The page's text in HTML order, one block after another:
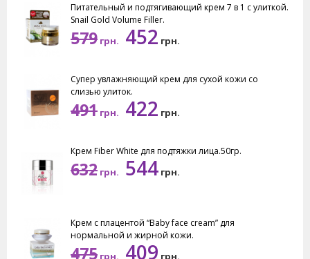
Питательный и подтягивающий крем 7 в 1 с улиткой.
Snail Gold Volume Filler.
579 грн. 452 грн.
Супер увлажняющий крем для сухой кожи со
слизью улиток.
491 грн. 422 грн.
Крем Fiber White для подтяжки лица.50гр.
632 грн. 544 грн.
Крем с плацентой “Baby face cream” для
нормальной и жирной кожи.
475 грн. 409 грн.
Масса нетто: 50 грамм